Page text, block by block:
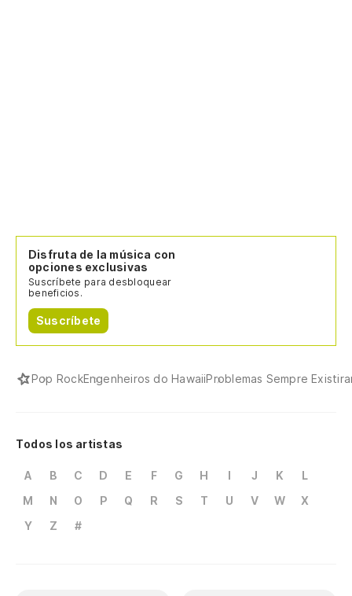
Disfruta de la música con
opciones exclusivas
Suscríbete para desbloquear
beneficios.
Suscríbete
Pop RockEngenheiros do HawaiiProblemas Sempre
Todos los artistas
A B C D E F G H I J K
L
M
N O P Q R S T U V W
X
Y
Z #